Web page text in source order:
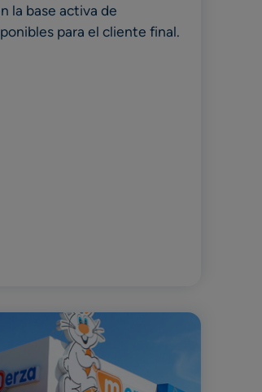
la base activa de
para el cliente final.